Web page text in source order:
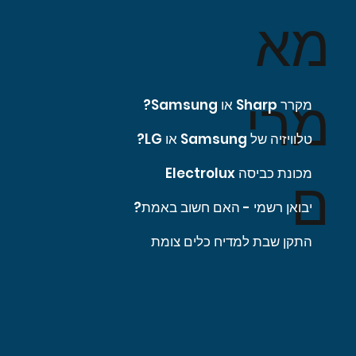
מא
מרי
ם
מקרר Sharp או Samsung?
טלוויזיה של Samsung או LG?
מכונת כביסה Electrolux
יבואן רשמי - האם חשוב באמת?
התקן שבת למדיח כלים צומת